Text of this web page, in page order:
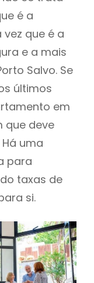
é a
que é a
e a mais
Salvo. Se
últimos
em
que deve
uma
para
taxas de
si.